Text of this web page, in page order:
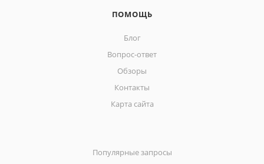
ПОМОЩЬ
Блог
Вопрос-ответ
Обзоры
Контакты
Карта сайта
Популярные запросы